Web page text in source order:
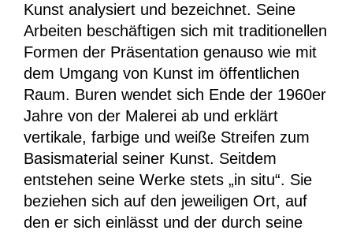
Kunst analysiert und bezeichnet. Seine
Arbeiten beschäftigen sich mit traditionellen
Formen der Präsentation genauso wie mit
dem Umgang von Kunst im öffentlichen
Raum. Buren wendet sich Ende der 1960er
Jahre von der Malerei ab und erklärt
vertikale, farbige und weiße Streifen zum
Basismaterial seiner Kunst. Seitdem
entstehen seine Werke stets „in situ“. Sie
beziehen sich auf den jeweiligen Ort, auf
den er sich einlässt und der durch seine